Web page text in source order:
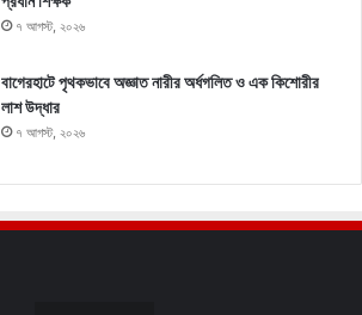
৭ আগস্ট, ২০২৬
বাগেরহাটে পৃথকভাবে অজ্ঞাত নারীর অর্ধগলিত ও এক কিশোরীর
লাশ উদ্ধার
৭ আগস্ট, ২০২৬